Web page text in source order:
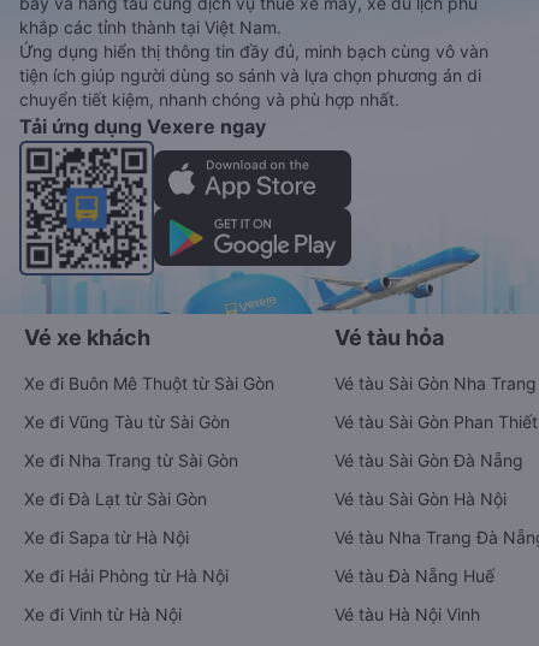
Tàu hoả và Thuê xe
Vexere - ứng dụng đặt vé đa phương tiện với hơn 3000+ nhà
xe chất lượng cao, 5000+ tuyến đường toàn quốc, tất cả hãng
bay và hãng tàu cùng dịch vụ thuê xe máy, xe du lịch phủ
khắp các tỉnh thành tại Việt Nam.
Ứng dụng hiển thị thông tin đầy đủ, minh bạch cùng vô vàn
tiện ích giúp người dùng so sánh và lựa chọn phương án di
chuyển tiết kiệm, nhanh chóng và phù hợp nhất.
Tải ứng dụng Vexere ngay
Vé xe khách
Xe đi Buôn Mê Thuột từ Sài Gòn
Xe đi Vũng Tàu từ Sài Gòn
Xe đi Nha Trang từ Sài Gòn
Xe đi Đà Lạt từ Sài Gòn
Xe đi Sapa từ Hà Nội
Vé tàu hỏa
Vé tàu Sài Gòn Nha Trang
Vé tàu Sài Gòn Phan Thiết
Vé tàu Sài Gòn Đà Nẵng
Vé tàu Sài Gòn Hà Nội
Vé tàu Nha Trang Đà